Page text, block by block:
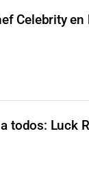
Celebrity
todos: Luck